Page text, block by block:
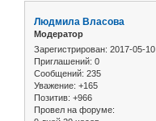
Людмила Власова
Модератор
Зарегистрирован: 2017-05-10
Приглашений: 0
Сообщений: 235
Уважение: +165
Позитив: +966
Провел на форуме: